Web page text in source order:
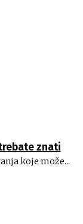
znati
koje može...